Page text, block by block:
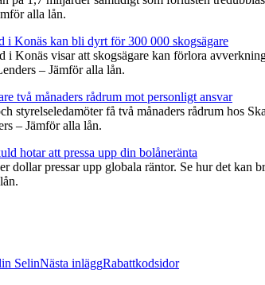
alla lån.
i Konäs kan bli dyrt för 300 000 skogsägare
i Konäs visar att skogsägare kan förlora
– Jämför alla lån.
två månaders rådrum mot personligt ansvar
styrelseledamöter få två månaders rådrum hos
– Jämför alla lån.
hotar att pressa upp din bolåneränta
dollar pressar upp globala räntor. Se hur det kan
SelinNästa inläggRabattkodsidor